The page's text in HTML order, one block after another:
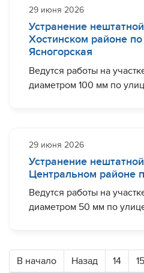
подписывайтесь на наш
ссылкеhttps://max.ru/
Завершить необходимый
планируется до 14:00.
Хотите быть в курсе
ссылке https://max.ru/
Устранение
Хостинском районе
Ясногорская
29 июня 2026
Ведутся работы на
диаметром 100 мм по
Завершить необходимый
планируется до 15:00.
Работы продлены,
восстанавливается.
Устранение
Центральном районе
29 июня 2026
Ведутся работы на
диаметром 50 мм по
ряда домов по улице
В начало Назад 14 15